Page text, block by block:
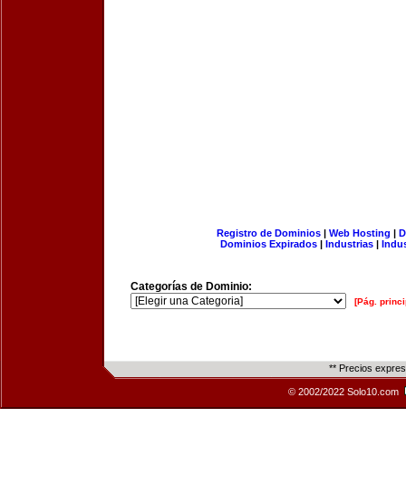
Registro de Dominios| Web Hosting |
Dominios Expirados | Industrias |
Categorías de Dominio:
[Pág.
** Precios
© 2002/2022 Solo10.com